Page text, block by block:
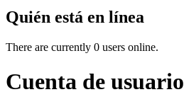
Quién está en línea
There are currently 0 users online.
Cuenta de usuario